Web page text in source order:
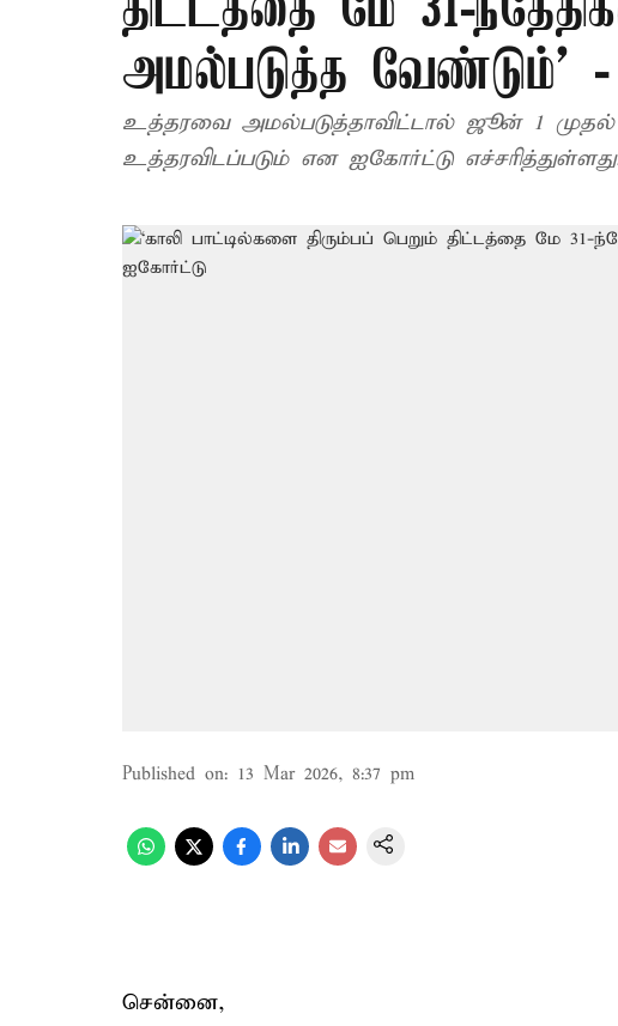
அமல்படுத்த வேண்டும்’
உத்தரவை அமல்படுத்தாவிட்டால் ஜூன் 1 முதல்
உத்தரவிடப்படும் என ஐகோர்ட்டு
Published on: 13 Mar 2026, 8:37 pm
சென்னை,